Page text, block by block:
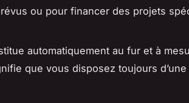
ou pour financer des projets
automatiquement au fur et à
que vous disposez toujours